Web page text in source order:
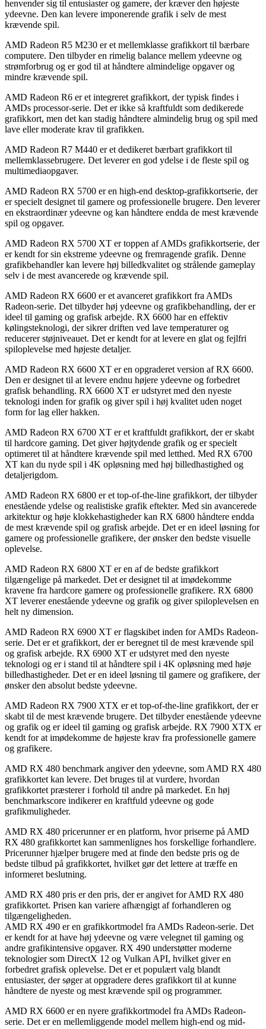
henvender sig til entusiaster og gamere, der kræver den højeste
ydeevne. Den kan levere imponerende grafik i selv de mest
krævende spil.
AMD Radeon R5 M230 er et mellemklasse grafikkort til bærbare
computere. Den tilbyder en rimelig balance mellem ydeevne og
strømforbrug og er god til at håndtere almindelige opgaver og
mindre krævende spil.
AMD Radeon R6 er et integreret grafikkort, der typisk findes i
AMDs processor-serie. Det er ikke så kraftfuldt som dedikerede
grafikkort, men det kan stadig håndtere almindelig brug og spil med
lave eller moderate krav til grafikken.
AMD Radeon R7 M440 er et dedikeret bærbart grafikkort til
mellemklassebrugere. Det leverer en god ydelse i de fleste spil og
multimediaopgaver.
AMD Radeon RX 5700 er en high-end desktop-grafikkortserie, der
er specielt designet til gamere og professionelle brugere. Den leverer
en ekstraordinær ydeevne og kan håndtere endda de mest krævende
spil og opgaver.
AMD Radeon RX 5700 XT er toppen af AMDs grafikkortserie, der
er kendt for sin ekstreme ydeevne og fremragende grafik. Denne
grafikbehandler kan levere høj billedkvalitet og strålende gameplay
selv i de mest avancerede og krævende spil.
AMD Radeon RX 6600 er et avanceret grafikkort fra AMDs
Radeon-serie. Det tilbyder høj ydeevne og grafikbehandling, der er
ideel til gaming og grafisk arbejde. RX 6600 har en effektiv
kølingsteknologi, der sikrer driften ved lave temperaturer og
reducerer støjniveauet. Det er kendt for at levere en glat og fejlfri
spiloplevelse med højeste detaljer.
AMD Radeon RX 6600 XT er en opgraderet version af RX 6600.
Den er designet til at levere endnu højere ydeevne og forbedret
grafisk behandling. RX 6600 XT er udstyret med den nyeste
teknologi inden for grafik og giver spil i høj kvalitet uden noget
form for lag eller hakken.
AMD Radeon RX 6700 XT er et kraftfuldt grafikkort, der er skabt
til hardcore gaming. Det giver højtydende grafik og er specielt
optimeret til at håndtere krævende spil med letthed. Med RX 6700
XT kan du nyde spil i 4K opløsning med høj billedhastighed og
detaljerigdom.
AMD Radeon RX 6800 er et top-of-the-line grafikkort, der tilbyder
enestående ydelse og realistiske grafik eftekter. Med sin avancerede
arkitektur og høje klokkehastigheder kan RX 6800 håndtere endda
de mest krævende spil og grafisk arbejde. Det er en ideel løsning for
gamere og professionelle grafikere, der ønsker den bedste visuelle
oplevelse.
AMD Radeon RX 6800 XT er en af ​​de bedste grafikkort
tilgængelige på markedet. Det er designet til at imødekomme
kravene fra hardcore gamere og professionelle grafikere. RX 6800
XT leverer enestående ydeevne og grafik og giver spiloplevelsen en
helt ny dimension.
AMD Radeon RX 6900 XT er flagskibet inden for AMDs Radeon-
serie. Det er et grafikkort, der er beregnet til de mest krævende spil
og grafisk arbejde. RX 6900 XT er udstyret med den nyeste
teknologi og er i stand til at håndtere spil i 4K opløsning med høje
billedhastigheder. Det er en ideel løsning til gamere og grafikere, der
ønsker den absolut bedste ydeevne.
AMD Radeon RX 7900 XTX er et top-of-the-line grafikkort, der er
skabt til de mest krævende brugere. Det tilbyder enestående ydeevne
og grafik og er ideel til gaming og grafisk arbejde. RX 7900 XTX er
kendt for at imødekomme de højeste krav fra professionelle gamere
og grafikere.
AMD RX 480 benchmark angiver den ydeevne, som AMD RX 480
grafikkortet kan levere. Det bruges til at vurdere, hvordan
grafikkortet præsterer i forhold til andre på markedet. En høj
benchmarkscore indikerer en kraftfuld ydeevne og gode
grafikmuligheder.
AMD RX 480 pricerunner er en platform, hvor priserne på AMD
RX 480 grafikkortet kan sammenlignes hos forskellige forhandlere.
Pricerunner hjælper brugere med at finde den bedste pris og de
bedste tilbud på grafikkortet, hvilket gør det lettere at træffe en
informeret beslutning.
AMD RX 480 pris er den pris, der er angivet for AMD RX 480
grafikkortet. Prisen kan variere afhængigt af forhandleren og
tilgængeligheden.
AMD RX 490 er en grafikkortmodel fra AMDs Radeon-serie. Det
er kendt for at have høj ydeevne og være velegnet til gaming og
andre grafikintensive opgaver. RX 490 understøtter moderne
teknologier som DirectX 12 og Vulkan API, hvilket giver en
forbedret grafisk oplevelse. Det er et populært valg blandt
entusiaster, der søger at opgradere deres grafikkort til at kunne
håndtere de nyeste og mest krævende spil og programmer.
AMD RX 6600 er en nyere grafikkortmodel fra AMDs Radeon-
serie. Det er en mellemliggende model mellem high-end og mid-